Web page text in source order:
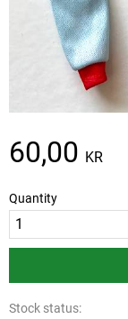
60,00 KR
Quantity
Stock status